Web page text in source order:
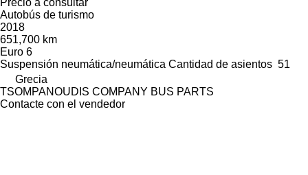
Precio a consultar
Autobús de turismo
2018
651,700 km
Euro 6
Suspensión neumática/neumática Cantidad de asientos 51
Grecia
TSOMPANOUDIS COMPANY BUS PARTS
Contacte con el vendedor